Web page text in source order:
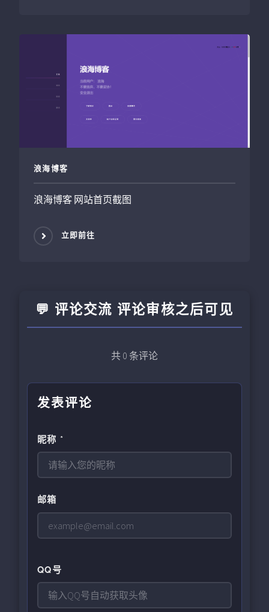
浪海博客
浪海博客 网站首页截图
立即前往
💬 评论交流 评论审核之后可见
共 0 条评论
发表评论
昵称 *
邮箱
QQ号